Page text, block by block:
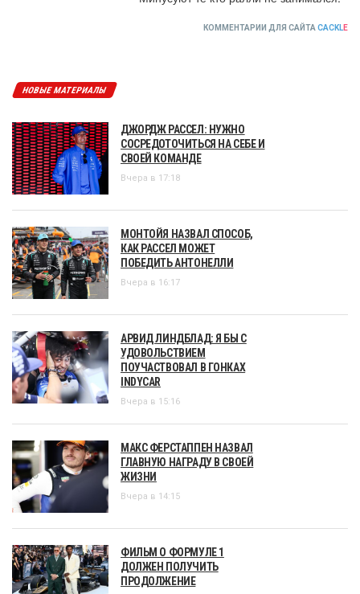
КОММЕНТАРИИ ДЛЯ САЙТА CACKLE
НОВЫЕ МАТЕРИАЛЫ
ДЖОРДЖ РАССЕЛ: НУЖНО
СОСРЕДОТОЧИТЬСЯ НА СЕБЕ И
СВОЕЙ КОМАНДЕ
Вчера в 17:18
МОНТОЙЯ НАЗВАЛ СПОСОБ,
КАК РАССЕЛ МОЖЕТ
ПОБЕДИТЬ АНТОНЕЛЛИ
Вчера в 16:17
АРВИД ЛИНДБЛАД: Я БЫ С
УДОВОЛЬСТВИЕМ
ПОУЧАСТВОВАЛ В ГОНКАХ
INDYCAR
Вчера в 15:16
МАКС ФЕРСТАППЕН НАЗВАЛ
ГЛАВНУЮ НАГРАДУ В СВОЕЙ
ЖИЗНИ
Вчера в 14:15
ФИЛЬМ О ФОРМУЛЕ 1
ДОЛЖЕН ПОЛУЧИТЬ
ПРОДОЛЖЕНИЕ